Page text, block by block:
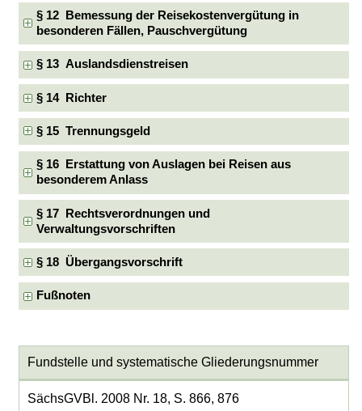
§ 12 Bemessung der Reisekostenvergütung in
besonderen Fällen, Pauschvergütung
§ 13 Auslandsdienstreisen
§ 14 Richter
§ 15 Trennungsgeld
§ 16 Erstattung von Auslagen bei Reisen aus
besonderem Anlass
§ 17 Rechtsverordnungen und
Verwaltungsvorschriften
§ 18 Übergangsvorschrift
Fußnoten
Fundstelle und systematische Gliederungsnummer
SächsGVBl. 2008 Nr. 18, S. 866, 876